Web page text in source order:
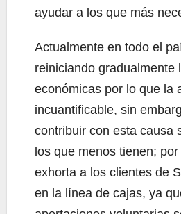
ayudar a los que más
Actualmente en todo el
reiniciando gradualmente
económicas por lo que la
incuantificable, sin
contribuir con esta causa
los que menos tienen;
exhorta a los clientes de
en la línea de cajas, ya